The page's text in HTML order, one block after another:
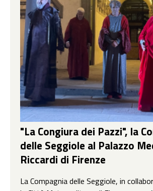
"La Congiura dei Pazzi", la
delle Seggiole al Palazzo
Riccardi di Firenze
La Compagnia delle Seggiole, in